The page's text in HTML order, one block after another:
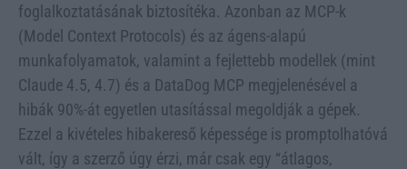
foglalkoztatásának biztosítéka. Azonban az MCP-k
(Model Context Protocols) és az ágens-alapú
munkafolyamatok, valamint a fejlettebb modellek (mint
Claude 4.5, 4.7) és a DataDog MCP megjelenésével a
hibák 90%-át egyetlen utasítással megoldják a gépek.
Ezzel a kivételes hibakereső képessége is promptolhatóvá
vált, így a szerző úgy érzi, már csak egy “átlagos,